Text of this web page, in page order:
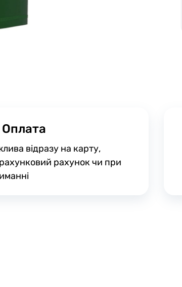
Оплата
відразу на карту,
рахунок чи при